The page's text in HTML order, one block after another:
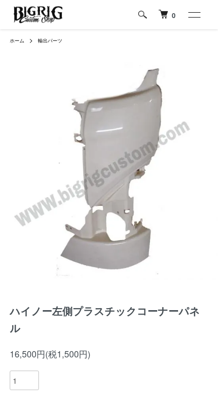
0
ホーム 輸出パーツ
ハイノー左側プラスチックコーナーパネ
ル
16,500円(税1,500円)